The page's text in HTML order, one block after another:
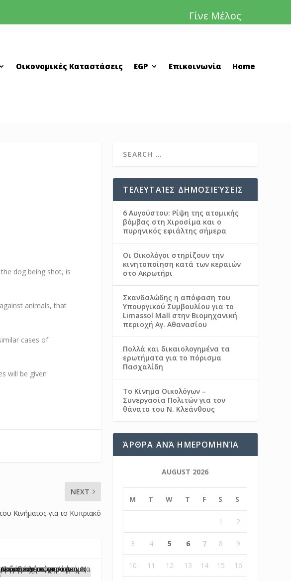
Γίνε Μέλος
Οικονομικές Καταστάσεις EGP Επικοινωνία Home
dog being shot, is
animals, that
cases of
will be given
NEXT
Κινήματος για το Κυπριακό
ΤΕΛΕΥΤΑΊΕΣ ΔΗΜΟΣΙΕΎΣΕΙΣ
6 Αυγούστου: Ρίψη της ατομικής
βόμβας στη Χιροσίμα και ο
πυρηνικός εφιάλτης σήμερα
Οι Οικολόγοι στηρίζουν την
κινητοποίηση κατά των κεραιών
στο Ακρωτήρι
Σκανδαλώδης η απόφαση του
Υπουργικού Συμβουλίου για το
Limassol Mall στην Βιομηχανική
περιοχή Αγ. Αθανασίου
Πολλά και δικαιολογημένα τα
ερωτήματα για το πόρισμα
Πασχαλίδη
Το Κίνημα Οικολόγων –
Συνεργασία Πολιτών για τον
θάνατο του Ν. Κλεάνθους
ΆΡΘΡΑ ΑΝΆ ΗΜΕΡΟΜΗΝΊΑ
AUGUST 2026
M T W T F S S
1 2
3 4 5 6 7 8 9
10 11 12 13 14 15 16